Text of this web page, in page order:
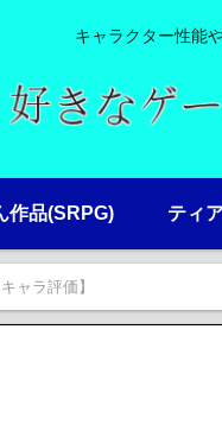
キャラクター性能
作品(SRPG) ティ
ャラ評価】